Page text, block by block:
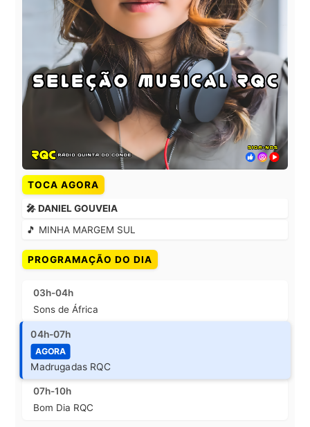
TOCA AGORA
🎤 DANIEL GOUVEIA
🎵 MINHA MARGEM SUL
PROGRAMAÇÃO DO DIA
03h-04h
Sons de África
04h-07h
AGORA
Madrugadas RQC
07h-10h
Bom Dia RQC